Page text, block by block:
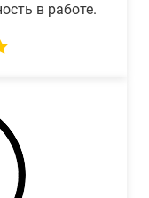
в работе.